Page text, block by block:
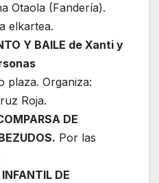
Otaola (Fandería).
elkartea.
Y BAILE de Xanti y
plaza. Organiza:
Roja.
DE
Por las
DE